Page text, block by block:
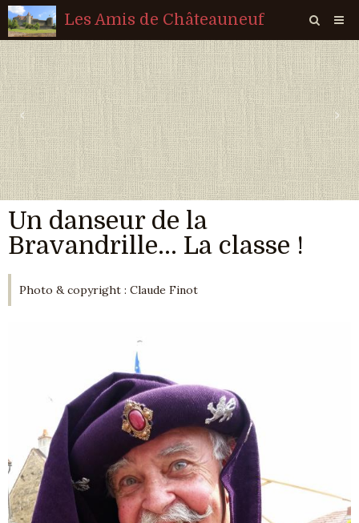
Les Amis de Châteauneuf
Page d'accueil
Livre d'or
Agenda
Quiz
Vidéos
Album
Contact
‹ ›
Un danseur de la
Bravandrille... La classe !
Photo & copyright : Claude Finot